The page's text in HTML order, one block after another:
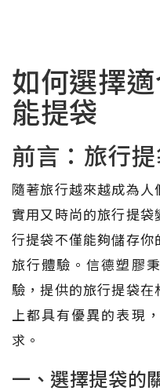
如何選擇
能提袋
前言：旅行
隨著旅行越來越成為
實用又時尚的旅行提
行提袋不僅能夠儲存你
旅行體驗。信德塑膠
驗，提供的旅行提袋
上都具有優異的表現
求。
一、選擇提袋的